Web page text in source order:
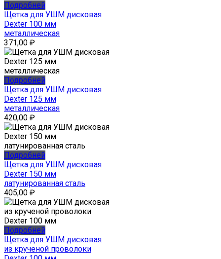
Подробней
Щетка для УШМ дисковая
Dexter 100 мм
металлическая
371,00 ₽
Подробней
Щетка для УШМ дисковая
Dexter 125 мм
металлическая
420,00 ₽
Подробней
Щетка для УШМ дисковая
Dexter 150 мм
латунированная сталь
405,00 ₽
Подробней
Щетка для УШМ дисковая
из крученой проволоки